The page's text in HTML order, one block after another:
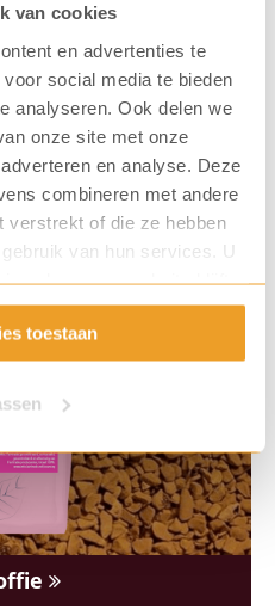
van cookies
en advertenties te
social media te bieden
analyseren. Ook delen we
onze site met onze
en analyse. Deze
combineren met andere
verstrekt of die ze hebben
van hun services. U
als u onze website blijft
toestaan
Coffee Fresh